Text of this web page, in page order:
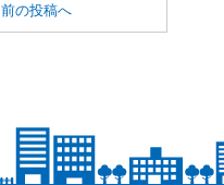
前の投稿へ